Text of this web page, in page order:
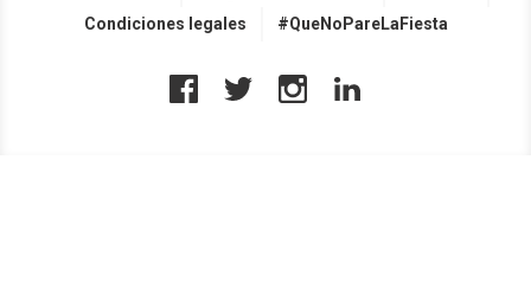
Condiciones legales
#QueNoPareLaFiesta